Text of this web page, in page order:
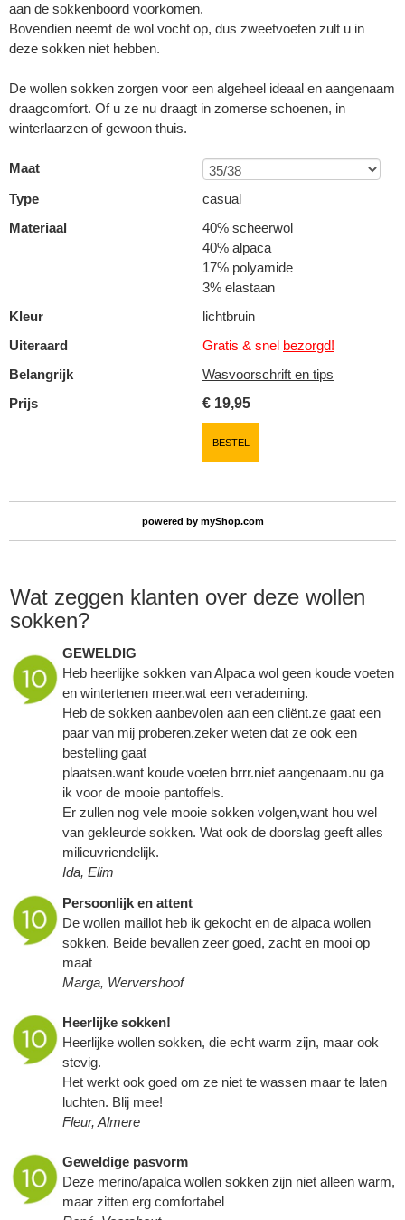
aan de sokkenboord voorkomen.
Bovendien neemt de wol vocht op, dus zweetvoeten zult u in
deze sokken niet hebben.
De wollen sokken zorgen voor een algeheel ideaal en aangenaam
draagcomfort. Of u ze nu draagt in zomerse schoenen, in
winterlaarzen of gewoon thuis.
Maat
Type
casual
Materiaal
40% scheerwol
40% alpaca
17% polyamide
3% elastaan
Kleur
lichtbruin
Uiteraard
Gratis & snel bezorgd!
Belangrijk
Wasvoorschrift en tips
Prijs
€ 19,95
BESTEL
powered by myShop.com
Wat zeggen klanten over deze wollen
sokken?
GEWELDIG
Heb heerlijke sokken van Alpaca wol geen koude voeten
en wintertenen meer.wat een verademing.
Heb de sokken aanbevolen aan een cliënt.ze gaat een
paar van mij proberen.zeker weten dat ze ook een
bestelling gaat
plaatsen.want koude voeten brrr.niet aangenaam.nu ga
ik voor de mooie pantoffels.
Er zullen nog vele mooie sokken volgen,want hou wel
van gekleurde sokken. Wat ook de doorslag geeft alles
milieuvriendelijk.
Ida, Elim
Persoonlijk en attent
De wollen maillot heb ik gekocht en de alpaca wollen
sokken. Beide bevallen zeer goed, zacht en mooi op
maat
Marga, Wervershoof
Heerlijke sokken!
Heerlijke wollen sokken, die echt warm zijn, maar ook
stevig.
Het werkt ook goed om ze niet te wassen maar te laten
luchten. Blij mee!
Fleur, Almere
Geweldige pasvorm
Deze merino/apalca wollen sokken zijn niet alleen warm,
maar zitten erg comfortabel